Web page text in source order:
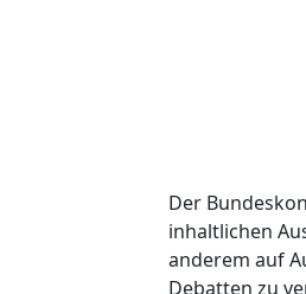
Der
inhaltlichen
anderem auf
Debatten zu